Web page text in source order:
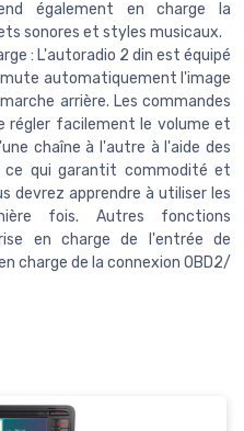
également en charge la
sonores et styles musicaux.
: L'autoradio 2 din est équipé
automatiquement l'image
arrière. Les commandes
facilement le volume et
chaîne à l'autre à l'aide des
ce qui garantit commodité et
devrez apprendre à utiliser les
fois. Autres fonctions
en charge de l'entrée de
charge de la connexion OBD2/